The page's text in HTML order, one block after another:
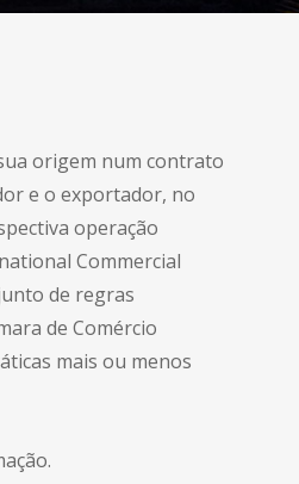
origem num contrato
e o exportador, no
operação
Commercial
de regras
de Comércio
mais ou menos